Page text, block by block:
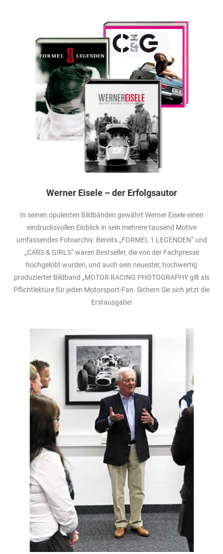
Werner Eisele – der Erfolgsautor
In seinen opulenten Bildbänden gewährt Werner Eisele einen
eindrucksvollen Einblick in sein mehrere tausend Motive
umfassendes Fotoarchiv. Bereits „FORMEL 1 LEGENDEN“ und
„CARS & GIRLS“ waren Bestseller, die von der Fachpresse
hochgelobt wurden, und auch sein neuester, hochwertig
produzierter Bildband „MOTOR RACING PHOTOGRAPHY gilt als
Pflichtlektüre für jeden Motorsport-Fan. Sichern Sie sich jetzt die
Erstausgabe!